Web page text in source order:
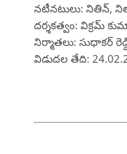
నటీనటులు: నితిన్,
దర్శకత్వం: విక్రమ్
నిర్మాతలు: సుధాకర్
విడుదల తేది: